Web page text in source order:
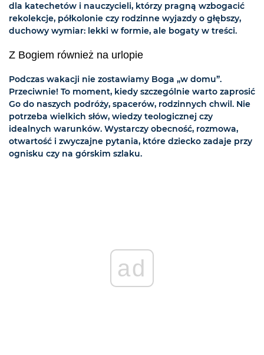
dla katechetów i nauczycieli, którzy pragną wzbogacić
rekolekcje, półkolonie czy rodzinne wyjazdy o głębszy,
duchowy wymiar: lekki w formie, ale bogaty w treści.
Z Bogiem również na urlopie
Podczas wakacji nie zostawiamy Boga „w domu”.
Przeciwnie! To moment, kiedy szczególnie warto zaprosić
Go do naszych podróży, spacerów, rodzinnych chwil. Nie
potrzeba wielkich słów, wiedzy teologicznej czy
idealnych warunków. Wystarczy obecność, rozmowa,
otwartość i zwyczajne pytania, które dziecko zadaje przy
ognisku czy na górskim szlaku.
ad